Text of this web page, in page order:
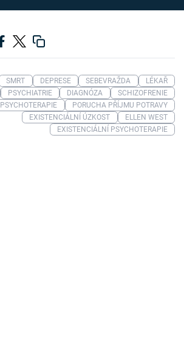
SMRT DEPRESE SEBEVRAŽDA
LÉKAŘ
PSYCHIATRIE DIAGNÓZA
SCHIZOFRENIE
PSYCHOTERAPIE
PORUCHA PŘÍJMU POTRAVY
EXISTENCIÁLNÍ ÚZKOST
ELLEN WEST
EXISTENCIÁLNÍ PSYCHOTERAPIE